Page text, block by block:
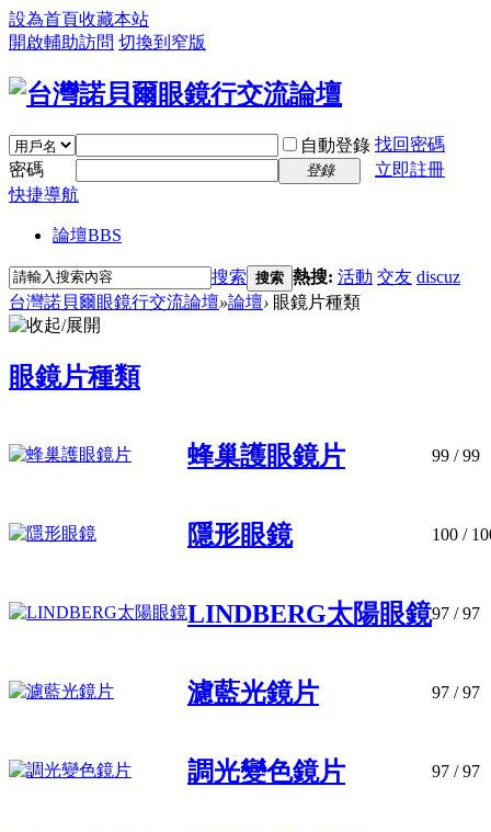
設為首頁收藏本站
開啟輔助訪問 切換到窄版
自動登錄 找回密碼
密碼
登錄
立即註冊
快捷導航
論壇BBS
搜索 搜索 熱搜: 活動 交友 discuz
台灣諾貝爾眼鏡行交流論壇»論壇› 眼鏡片種類
眼鏡片種類
蜂巢護眼鏡片 99 / 99
隱形眼鏡 100 /
LINDBERG太陽眼鏡97 / 97
濾藍光鏡片 97 / 97
調光變色鏡片 97 / 97